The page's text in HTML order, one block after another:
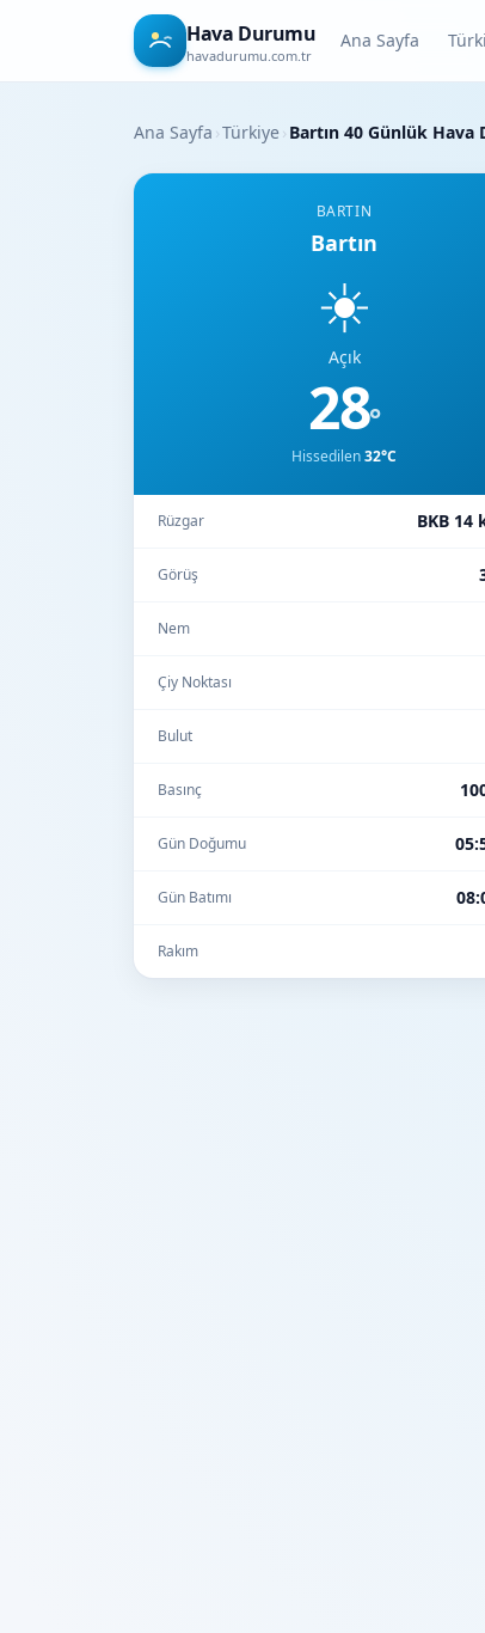
Hava Durumu
havadurumu.com.tr
Ana Sayfa
Ana Sayfa ›Türkiye› Bartın 40 Günlük Hava
BARTIN
Bartın
☀️
Açık
28°
Hissedilen32°C
Rüzgar BKB 14
Görüş
Nem
Çiy Noktası
Bulut
Basınç
Gün Doğumu
Gün Batımı
Rakım